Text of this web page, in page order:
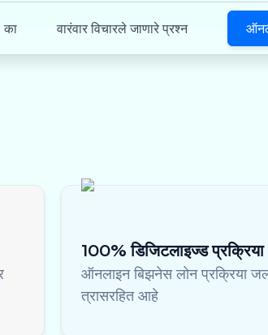
वारंवार विचारले जाणारे प्रश्न
100% डिजिटलाइज्ड प्रक्रिया
ऑनलाइन बिझनेस लोन प्रक्रिया
त्रासरहित आहे